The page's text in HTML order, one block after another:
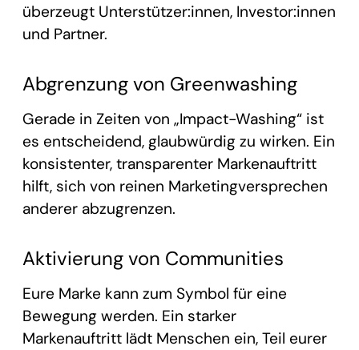
überzeugt Unterstützer:innen, Investor:innen
und Partner.
Abgrenzung von Greenwashing
Gerade in Zeiten von „Impact-Washing“ ist
es entscheidend, glaubwürdig zu wirken. Ein
konsistenter, transparenter Markenauftritt
hilft, sich von reinen Marketingversprechen
anderer abzugrenzen.
Aktivierung von Communities
Eure Marke kann zum Symbol für eine
Bewegung werden. Ein starker
Markenauftritt lädt Menschen ein, Teil eurer